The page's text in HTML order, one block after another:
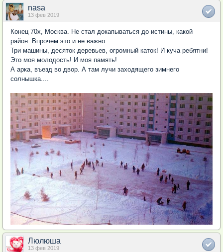
nasa
13 фев 2019
Конец 70х, Москва. Не стал докапываться до истины, какой
район. Впрочем это и не важно.
Три машины, десяток деревьев, огромный каток! И куча ребятни!
Это моя молодость! И моя память!
А арка, въезд во двор. А там лучи заходящего зимнего
солнышка....
Люлюша
13 фев 2019